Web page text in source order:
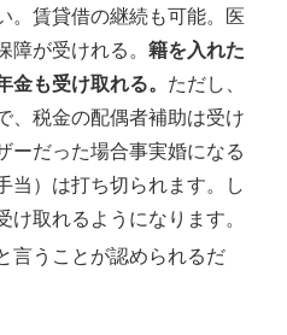
。賃貸借の継続も可能。医
障が受けれる。籍を入れた
金も受け取れる。 ただし、
、税金の配偶者補助は受け
ーだった場合事実婚になる
当）は打ち切られます。し
け取れるようになります。
言うことが認められるだ